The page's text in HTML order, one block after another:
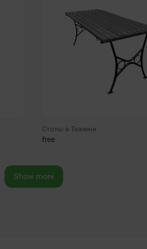
Столы в Тюмени
free
Show more